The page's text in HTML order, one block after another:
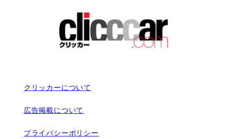
クリッカーについて
広告掲載について
プライバシーポリシー